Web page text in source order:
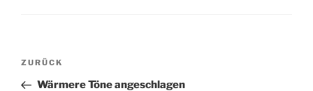
Beitragsnavigation
Vorheriger
Beitrag
ZURÜCK
Wärmere Töne angeschlagen